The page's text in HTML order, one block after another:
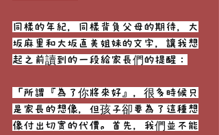
同樣的年紀，同樣背負父母的期待，大
坂麻里和大坂直美姐妹的文字，讓我想
起之前讀到的一段給家長們的提醒：
「所謂『為了你將來好』，很多時候只
是家長的想像，但孩子卻要為了這種想
像付出切實的代價。首先，我們並不能